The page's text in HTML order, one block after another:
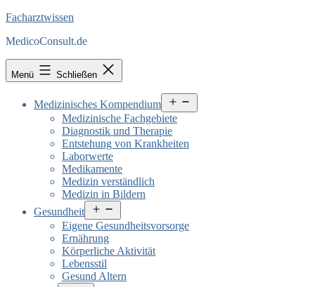
Facharztwissen
MedicoConsult.de
Menü Schließen
Medizinisches Kompendium
öffnen
Medizinische Fachgebiete
Diagnostik und Therapie
Entstehung von Krankheiten
Laborwerte
Medikamente
Medizin verständlich
Medizin in Bildern
Gesundheit
öffnen
Eigene Gesundheitsvorsorge
Ernährung
Körperliche Aktivität
Lebensstil
Gesund Altern